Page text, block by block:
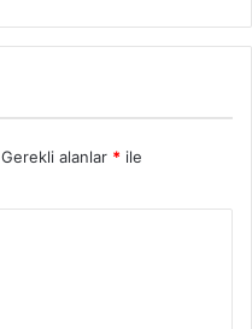
Gerekli alanlar * ile